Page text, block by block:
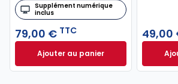
Supplément numérique
inclus
79,00 € TTC
Ajouter au panierCode du travail 2026,
49,00